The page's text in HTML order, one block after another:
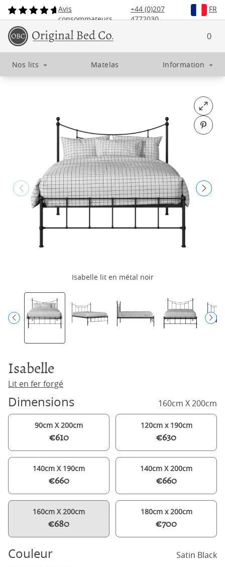
Avis
consommateurs
+44 (0)207
4772030
FR
0
Nos lits + Matelas Information +
Open
Pin
Isabelle lit en métal noir
Isabelle
Lit en fer forgé
Dimensions 160cm X 200cm
90cm X 200cm
€610
120cm x 190cm
€630
140cm X 190cm
€660
140cm X 200cm
€660
160cm X 200cm
€680
180cm x 200cm
€700
Couleur
Satin Black